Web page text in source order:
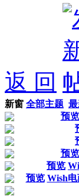
返 回
新窗 全部主题
预览
预览
预览
预览 Wish电